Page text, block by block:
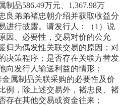
制品586.49万元、1,367.98万
良弟弟褚忠朝介绍并获取收益分
进行披露。请发行人：（1）说
因、必要性，交易对价的公允
归为偶发性关联交易的原因；对
决策程序；是否存在关联方替发
向发行人输送利益的情形；
金属制品关联采购的必要性及价
例，除上述交易外，褚忠良、褚
存在其他交易或资金往来；